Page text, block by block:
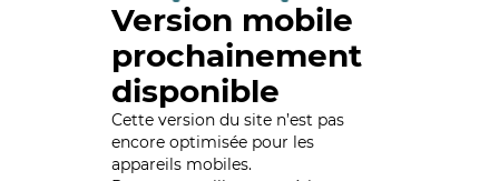
Version mobile
prochainement
disponible
Cette version du site n’est pas
encore optimisée pour les
appareils mobiles.